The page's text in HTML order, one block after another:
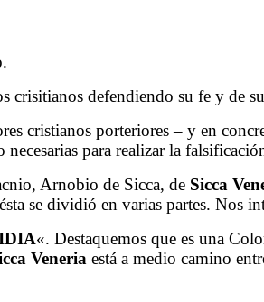
defendiendo su fe y de
cristianos porteriores – y en
para realizar la
Arnobio de Sicca, de Sicca
se dividió en varias partes. Nos
«. Destaquemos que es una
Veneria está a medio camino